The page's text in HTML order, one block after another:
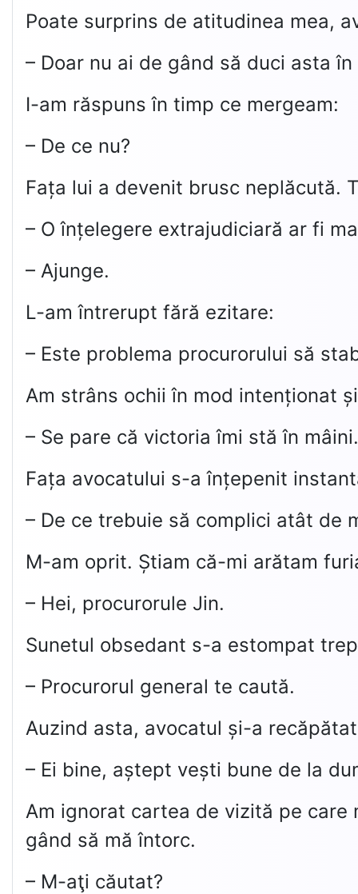
Poate surprins de atitudinea mea,
– Doar nu ai de gând să duci asta
I-am răspuns în timp ce mergeam:
– De ce nu?
Fața lui a devenit brusc neplăcută.
– O înțelegere extrajudiciară ar fi
– Ajunge.
L-am întrerupt fără ezitare:
– Este problema procurorului să
Am strâns ochii în mod intenționat
– Se pare că victoria îmi stă în mâini.
Fața avocatului s-a înțepenit
– De ce trebuie să complici atât de
M-am oprit. Știam că-mi arătam
– Hei, procurorule Jin.
Sunetul obsedant s-a estompat
– Procurorul general te caută.
Auzind asta, avocatul și-a
– Ei bine, aștept vești bune de la
Am ignorat cartea de vizită pe care
gând să mă întorc.
– M-aţi căutat?